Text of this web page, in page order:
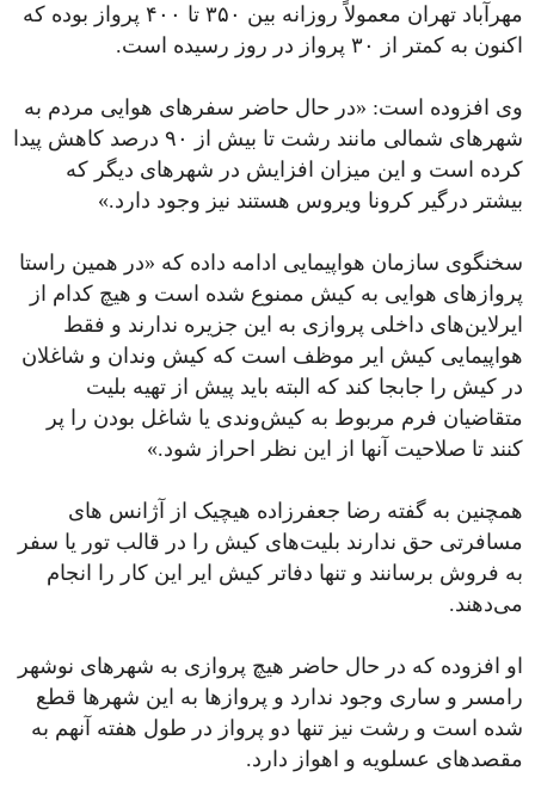
مهرآباد تهران معمولاً روزانه بین ۳۵۰ تا ۴۰۰ پرواز بوده که
اکنون به کمتر از ۳۰ پرواز در روز رسیده است.
وی افزوده است: «در حال حاضر سفرهای هوایی مردم به
شهرهای شمالی مانند رشت تا بیش از ۹۰ درصد کاهش پیدا
کرده است و این میزان افزایش در شهرهای دیگر که
بیشتر درگیر کرونا ویروس هستند نیز وجود دارد.»
سخنگوی سازمان هواپیمایی ادامه داده که «در همین راستا
پروازهای هوایی به کیش ممنوع شده است و هیچ کدام از
ایرلاین‌های داخلی پروازی به این جزیره ندارند و فقط
هواپیمایی کیش ایر موظف است که کیش وندان و شاغلان
در کیش را جابجا کند که البته باید پیش از تهیه بلیت
متقاضیان فرم مربوط به کیش‌وندی یا شاغل بودن را پر
کنند تا صلاحیت آنها از این نظر احراز شود.»
همچنین به گفته رضا جعفرزاده هیچیک از آژانس های
مسافرتی حق ندارند بلیت‌های کیش را در قالب تور یا سفر
به فروش برسانند و تنها دفاتر کیش ایر این کار را انجام
می‌دهند.
او افزوده که در حال حاضر هیچ پروازی به شهرهای نوشهر
رامسر و ساری وجود ندارد و پروازها به این شهرها قطع
شده است و رشت نیز تنها دو پرواز در طول هفته آنهم به
مقصدهای عسلویه و اهواز دارد.